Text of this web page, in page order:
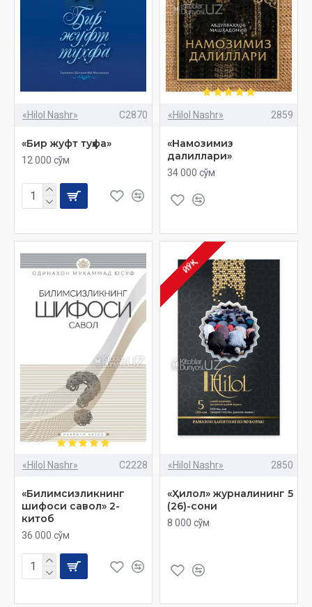
«Hilol Nashr» C2870
«Бир жуфт туҳфа»
12 000 сўм
«Hilol Nashr» 2859
«Намозимиз
далиллари»
34 000 сўм
«Hilol Nashr» C2228
«Билимсизликнинг
шифоси савол» 2-
китоб
36 000 сўм
ЙЎҚ
«Hilol Nashr» 2850
«Ҳилол» журналининг 5
(26)-сони
8 000 сўм